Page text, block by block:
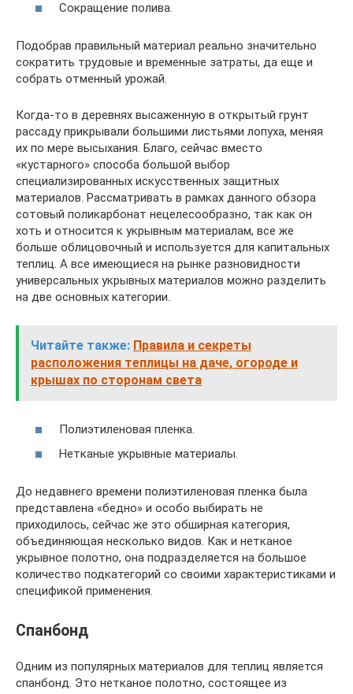
Сокращение полива.
Подобрав правильный материал реально значительно
сократить трудовые и временные затраты, да еще и
собрать отменный урожай.
Когда-то в деревнях высаженную в открытый грунт
рассаду прикрывали большими листьями лопуха, меняя
их по мере высыхания. Благо, сейчас вместо
«кустарного» способа большой выбор
специализированных искусственных защитных
материалов. Рассматривать в рамках данного обзора
сотовый поликарбонат нецелесообразно, так как он
хоть и относится к укрывным материалам, все же
больше облицовочный и используется для капитальных
теплиц. А все имеющиеся на рынке разновидности
универсальных укрывных материалов можно разделить
на две основных категории.
Читайте также: Правила и секреты
расположения теплицы на даче, огороде и
крышах по сторонам света
Полиэтиленовая пленка.
Нетканые укрывные материалы.
До недавнего времени полиэтиленовая пленка была
представлена «бедно» и особо выбирать не
приходилось, сейчас же это обширная категория,
объединяющая несколько видов. Как и нетканое
укрывное полотно, она подразделяется на большое
количество подкатегорий со своими характеристиками и
спецификой применения.
Спанбонд
Одним из популярных материалов для теплиц является
спанбонд. Это нетканое полотно, состоящее из